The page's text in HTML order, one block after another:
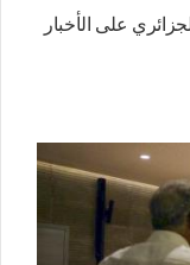
على الأخبار